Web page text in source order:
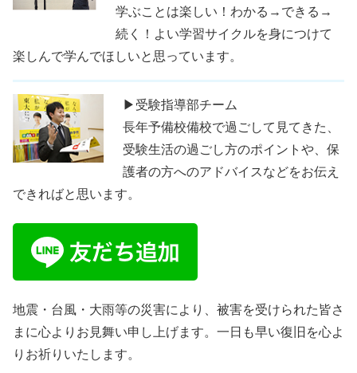
学ぶことは楽しい！わかる→できる→
続く！よい学習サイクルを身につけて
楽しんで学んでほしいと思っています。
▶受験指導部チーム
長年予備校備校で過ごして見てきた、
受験生活の過ごし方のポイントや、保
護者の方へのアドバイスなどをお伝え
できればと思います。
地震・台風・大雨等の災害により、被害を受けられた皆さ
まに心よりお見舞い申し上げます。一日も早い復旧を心よ
りお祈りいたします。